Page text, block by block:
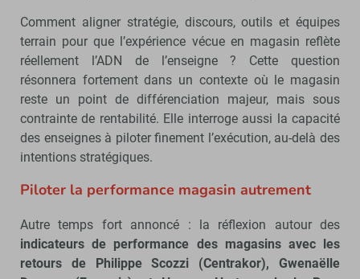
Comment aligner stratégie, discours, outils et équipes
terrain pour que l’expérience vécue en magasin reflète
réellement l’ADN de l’enseigne ? Cette question
résonnera fortement dans un contexte où le magasin
reste un point de différenciation majeur, mais sous
contrainte de rentabilité. Elle interroge aussi la capacité
des enseignes à piloter finement l’exécution, au-delà des
intentions stratégiques.
Piloter la performance magasin autrement
Autre temps fort annoncé : la réflexion autour des
indicateurs de performance des magasins avec les
retours de Philippe Scozzi (Centrakor), Gwenaëlle